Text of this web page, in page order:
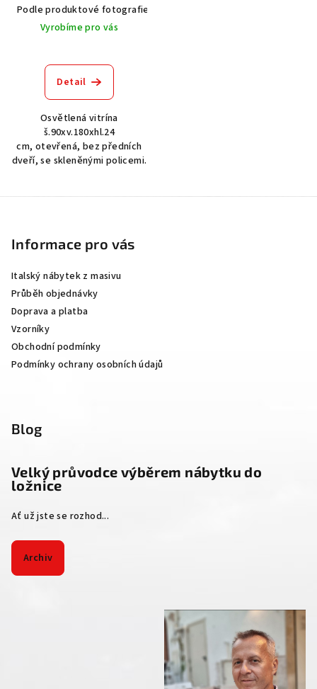
Podle produktové fotografie
Vyrobíme pro vás
Detail
Osvětlená vitrína
š.90xv.180xhl.24
cm, otevřená, bez předních
dveří, se skleněnými policemi.
Informace pro vás
Italský nábytek z masivu
Průběh objednávky
Doprava a platba
Vzorníky
Obchodní podmínky
Podmínky ochrany osobních údajů
Blog
Velký průvodce výběrem nábytku do
ložnice
Ať už jste se rozhod...
Archiv